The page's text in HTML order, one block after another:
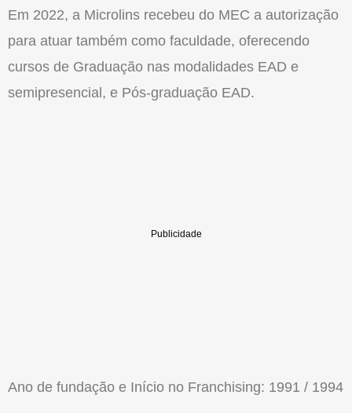
Em 2022, a Microlins recebeu do MEC a autorização
para atuar também como faculdade, oferecendo
cursos de Graduação nas modalidades EAD e
semipresencial, e Pós-graduação EAD.
Ano de fundação e Início no Franchising: 1991 / 1994